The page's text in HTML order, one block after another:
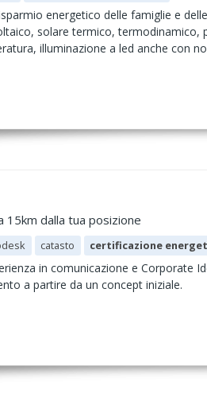
energetico delle famiglie e
solare termico, termodinamico,
illuminazione a led anche con
15km dalla tua posizione
catasto certificazione
in comunicazione e Corporate
a partire da un concept iniziale.